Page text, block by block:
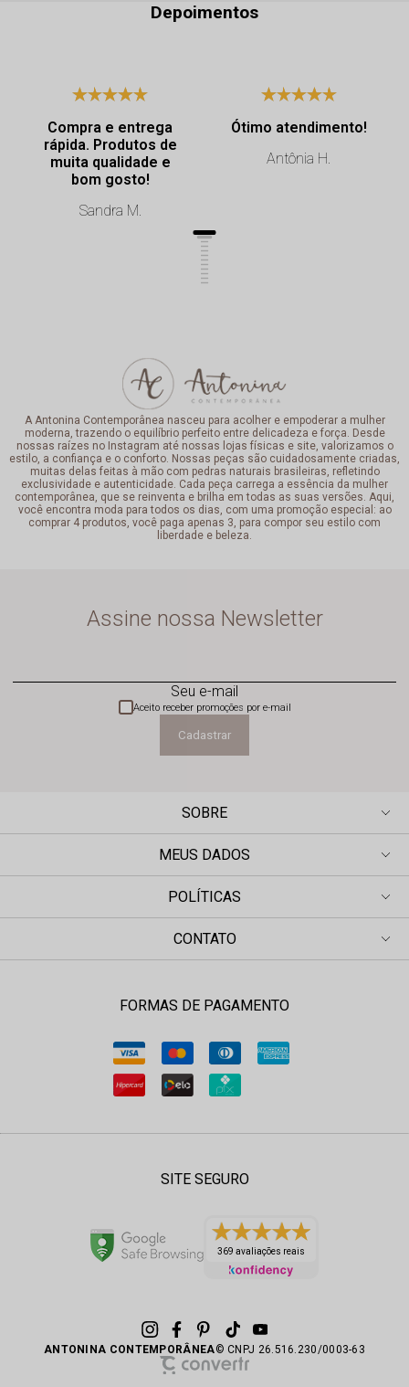
Depoimentos
Compra e entrega
rápida. Produtos de
muita qualidade e
bom gosto!
Sandra M.
Ótimo atendimento!
Antônia H.
A Antonina Contemporânea nasceu para acolher e empoderar a mulher
moderna, trazendo o equilíbrio perfeito entre delicadeza e força. Desde
nossas raízes no Instagram até nossas lojas físicas e site, valorizamos o
estilo, a confiança e o conforto. Nossas peças são cuidadosamente criadas,
muitas delas feitas à mão com pedras naturais brasileiras, refletindo
exclusividade e autenticidade. Cada peça carrega a essência da mulher
contemporânea, que se reinventa e brilha em todas as suas versões. Aqui,
você encontra moda para todos os dias, com uma promoção especial: ao
comprar 4 produtos, você paga apenas 3, para compor seu estilo com
liberdade e beleza.
Assine nossa Newsletter
Seu e-mail
Cadastrar
Aceito receber promoções por e-mail
SOBRE
MEUS DADOS
POLÍTICAS
CONTATO
FORMAS DE PAGAMENTO
SITE SEGURO
369 avaliações reais
ANTONINA CONTEMPORÂNEA© CNPJ 26.516.230/0003-63